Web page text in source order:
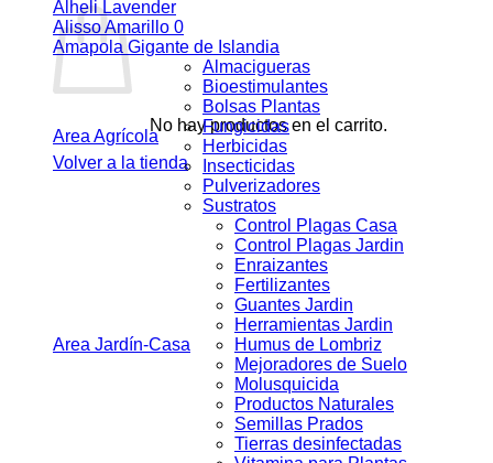
No hay productos en el carrito.
Volver a la tienda
Alheli Lavender
Alisso Amarillo 0
Amapola Gigante de Islandia
Area Agrícola
Almacigueras
Bioestimulantes
Bolsas Plantas
Fungicidas
Herbicidas
Insecticidas
Pulverizadores
Sustratos
Area Jardín-Casa
Control Plagas Casa
Control Plagas Jardin
Enraizantes
Fertilizantes
Guantes Jardin
Herramientas Jardin
Humus de Lombriz
Mejoradores de Suelo
Molusquicida
Productos Naturales
Semillas Prados
Tierras desinfectadas